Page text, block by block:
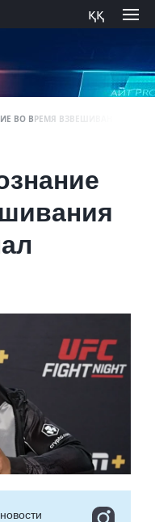
ққ
ВО ВРЕМЯ ВЗВЕШИВАНИЯ БОЕЦ